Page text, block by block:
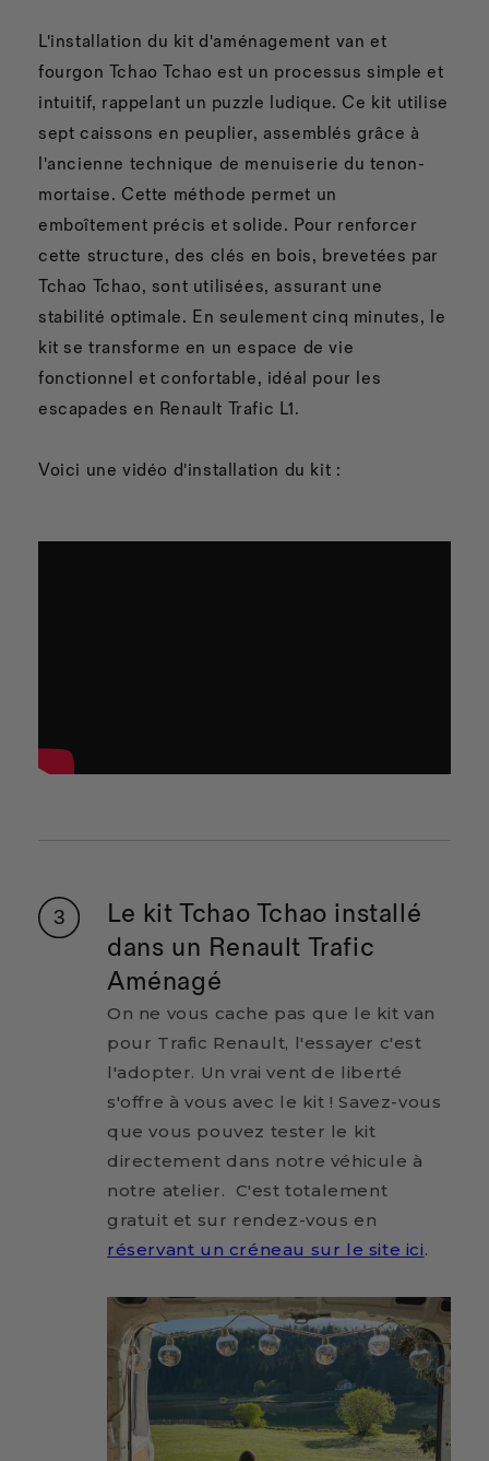
L'installation du kit d'aménagement van et
fourgon Tchao Tchao est un processus simple et
intuitif, rappelant un puzzle ludique. Ce kit utilise
sept caissons en peuplier, assemblés grâce à
l'ancienne technique de menuiserie du tenon-
mortaise. Cette méthode permet un
emboîtement précis et solide. Pour renforcer
cette structure, des clés en bois, brevetées par
Tchao Tchao, sont utilisées, assurant une
stabilité optimale. En seulement cinq minutes, le
kit se transforme en un espace de vie
fonctionnel et confortable, idéal pour les
escapades en Renault Trafic L1.
Voici une vidéo d'installation du kit :
Le kit Tchao Tchao installé
dans un Renault Trafic
Aménagé
On ne vous cache pas que le kit van
pour Trafic Renault, l'essayer c'est
l'adopter. Un vrai vent de liberté
s'offre à vous avec le kit ! Savez-vous
que vous pouvez tester le kit
directement dans notre véhicule à
notre atelier. C'est totalement
gratuit et sur rendez-vous en
réservant un créneau sur le site ici.